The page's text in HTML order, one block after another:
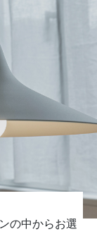
の中からお選